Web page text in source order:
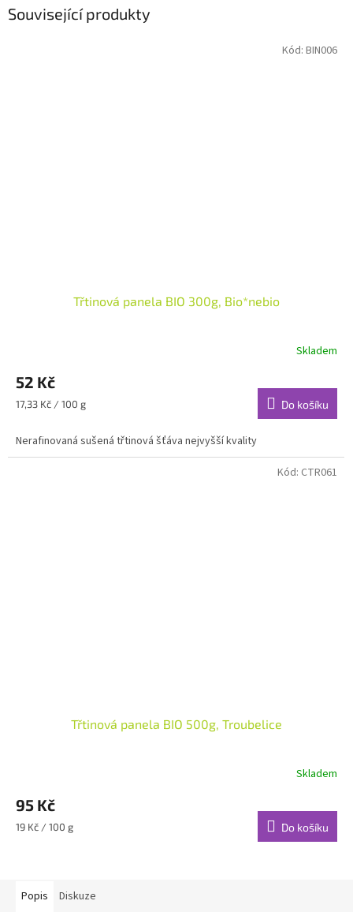
Související produkty
Třtinová panela BIO 300g, Bio*nebio
Skladem
52 Kč
Měrná
17,33 Kč / 100 g Do košíku
Nerafinovaná sušená třtinová šťáva nejvyšší kvality
Kód: BIN006
Třtinová panela BIO 500g, Troubelice
Skladem
95 Kč
Měrná
19 Kč / 100 g Do košíku
Kód: CTR061
Popis Diskuze